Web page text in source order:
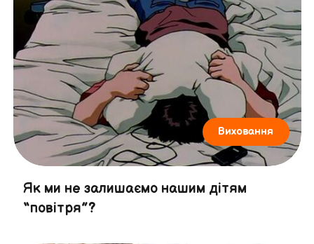
Виховання
Як ми не залишаємо нашим дітям
“повітря”?